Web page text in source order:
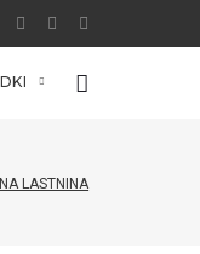
LASTNINA